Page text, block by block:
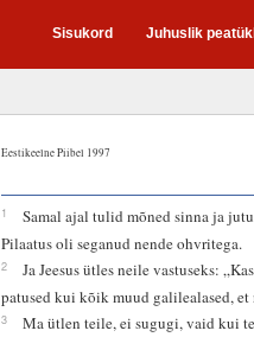
Sisukord Juhuslik
Eestikeelne Piibel 1997
1
Samal ajal tulid mõned sinna ja
Pilaatus oli seganud nende ohvritega.
2
Ja Jeesus ütles neile vastuseks:
patused kui kõik muud galilealased, et
3
Ma ütlen teile, ei sugugi, vaid kui